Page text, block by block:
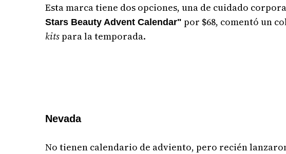
Esta marca tiene dos opciones, una de cuidado
Stars Beauty Advent Calendar" por $68, comentó un
kitspara la temporada.
Nevada
No tienen calendario de adviento, pero recién